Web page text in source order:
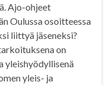
Ajo-ohjeet
Oulussa osoitteessa
liittyä jäseneksi?
on
yleishyödyllisenä
yleis- ja